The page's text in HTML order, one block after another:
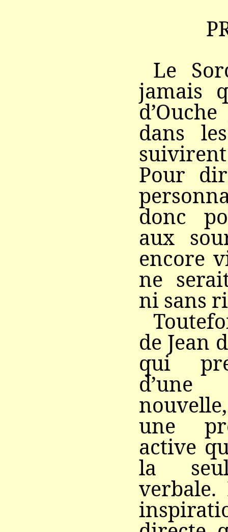
Le
jamais
dans
Pour
donc
aux
encore
ne
ni sans
de Jean
qui
une
active
la